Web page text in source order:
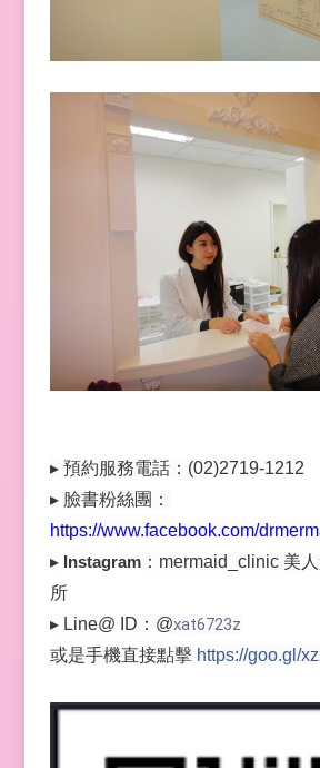
▸ 預約服務電話：(02)2719-1212
▸ 臉書粉絲團：
https://www.facebook.com/
▸ Instagram ：mermaid_clinic 美
所
▸ Line@ ID：@xat6723z
或是手機直接點擊 https://goo.gl/